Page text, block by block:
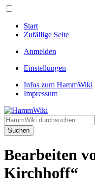
Start
Zufällige Seite
Anmelden
Einstellungen
Infos zum HammWiki
Impressum
Suchen
Bearbeiten
Kirchhoff“